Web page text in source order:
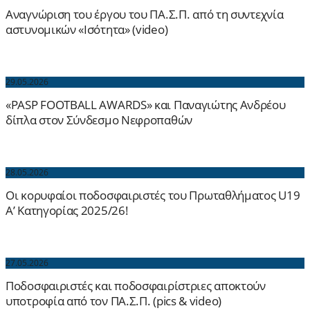
Αναγνώριση του έργου του ΠΑ.Σ.Π. από τη συντεχνία
αστυνομικών «Ισότητα» (video)
29.05.2026
«PASP FOOTBALL AWARDS» και Παναγιώτης Ανδρέου
δίπλα στον Σύνδεσμο Νεφροπαθών
28.05.2026
Οι κορυφαίοι ποδοσφαιριστές του Πρωταθλήματος U19
Α’ Κατηγορίας 2025/26!
27.05.2026
Ποδοσφαιριστές και ποδοσφαιρίστριες αποκτούν
υποτροφία από τον ΠΑ.Σ.Π. (pics & video)